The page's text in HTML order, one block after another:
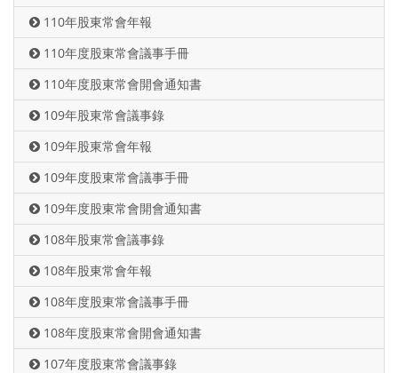
110年股東常會年報
110年度股東常會議事手冊
110年度股東常會開會通知書
109年股東常會議事錄
109年股東常會年報
109年度股東常會議事手冊
109年度股東常會開會通知書
108年股東常會議事錄
108年股東常會年報
108年度股東常會議事手冊
108年度股東常會開會通知書
107年度股東常會議事錄